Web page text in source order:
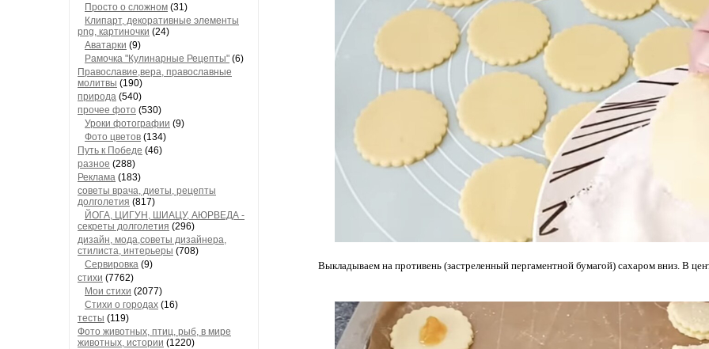
Просто о сложном (31)
Клипарт, декоративные элементы
png, картиночки (24)
Аватарки (9)
Рамочка "Кулинарные Рецепты" (6)
Православие,вера, православные
молитвы (190)
природа (540)
прочее фото (530)
Уроки фотографии (9)
Фото цветов (134)
Путь к Победе (46)
разное (288)
Реклама (183)
советы врача, диеты, рецепты
долголетия (817)
ЙОГА, ЦИГУН, ШИАЦУ, АЮРВЕДА -
секреты долголетия (296)
дизайн, мода,советы дизайнера,
стилиста, интерьеры (708)
Сервировка (9)
стихи (7762)
Мои стихи (2077)
Стихи о городах (16)
тесты (119)
Фото животных, птиц, рыб, в мире
животных, истории (1220)
Выкладываем на противень (застреленный пергаментной бумагой) сахаром вниз. В